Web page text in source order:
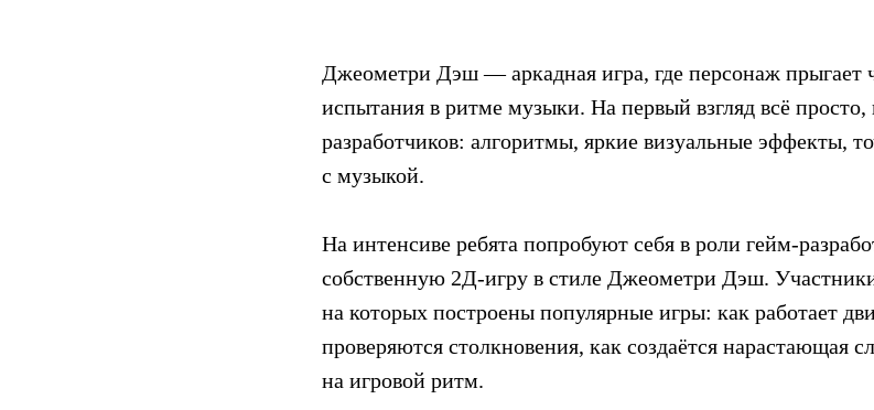
Джеометри Дэш — аркадная игра, где персонаж прыгает
испытания в ритме музыки. На первый взгляд всё
разработчиков: алгоритмы, яркие визуальные эффекты,
с музыкой.
На интенсиве ребята попробуют себя в роли гейм-
собственную 2Д-игру в стиле Джеометри Дэш.
на которых построены популярные игры: как работает
проверяются столкновения, как создаётся нарастающая
на игровой ритм.